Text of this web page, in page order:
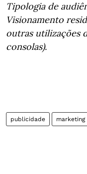
Tipologia de
Visionamento
outras utilizações
consolas).
publicidade marketing